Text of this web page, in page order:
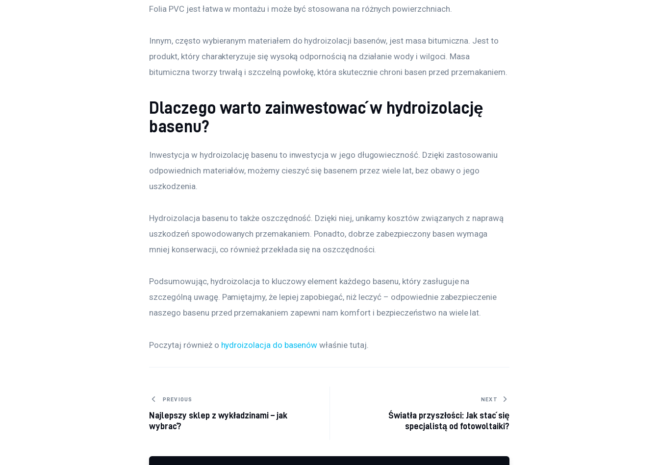
Folia PVC jest łatwa w montażu i może być stosowana na różnych powierzchniach.
Innym, często wybieranym materiałem do hydroizolacji basenów, jest masa bitumiczna. Jest to
produkt, który charakteryzuje się wysoką odpornością na działanie wody i wilgoci. Masa
bitumiczna tworzy trwałą i szczelną powłokę, która skutecznie chroni basen przed przemakaniem.
Dlaczego warto zainwestować w hydroizolację
basenu?
Inwestycja w hydroizolację basenu to inwestycja w jego długowieczność. Dzięki zastosowaniu
odpowiednich materiałów, możemy cieszyć się basenem przez wiele lat, bez obawy o jego
uszkodzenia.
Hydroizolacja basenu to także oszczędność. Dzięki niej, unikamy kosztów związanych z naprawą
uszkodzeń spowodowanych przemakaniem. Ponadto, dobrze zabezpieczony basen wymaga
mniej konserwacji, co również przekłada się na oszczędności.
Podsumowując, hydroizolacja to kluczowy element każdego basenu, który zasługuje na
szczególną uwagę. Pamiętajmy, że lepiej zapobiegać, niż leczyć – odpowiednie zabezpieczenie
naszego basenu przed przemakaniem zapewni nam komfort i bezpieczeństwo na wiele lat.
Poczytaj również o hydroizolacja do basenów właśnie tutaj.
Nawigacja wpisu
PREVIOUS
Najlepszy sklep z wykładzinami – jak
wybrać?
NEXT
Światła przyszłości: Jak stać się
specjalistą od fotowoltaiki?